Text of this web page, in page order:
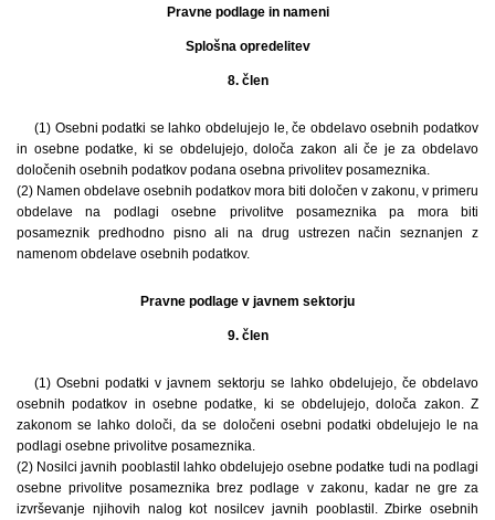
Pravne podlage in nameni
Splošna opredelitev
8. člen
(1) Osebni podatki se lahko obdelujejo le, če obdelavo osebnih podatkov
in osebne podatke, ki se obdelujejo, določa zakon ali če je za obdelavo
določenih osebnih podatkov podana osebna privolitev posameznika.
(2) Namen obdelave osebnih podatkov mora biti določen v zakonu, v primeru
obdelave na podlagi osebne privolitve posameznika pa mora biti
posameznik predhodno pisno ali na drug ustrezen način seznanjen z
namenom obdelave osebnih podatkov.
Pravne podlage v javnem sektorju
9. člen
(1) Osebni podatki v javnem sektorju se lahko obdelujejo, če obdelavo
osebnih podatkov in osebne podatke, ki se obdelujejo, določa zakon. Z
zakonom se lahko določi, da se določeni osebni podatki obdelujejo le na
podlagi osebne privolitve posameznika.
(2) Nosilci javnih pooblastil lahko obdelujejo osebne podatke tudi na podlagi
osebne privolitve posameznika brez podlage v zakonu, kadar ne gre za
izvrševanje njihovih nalog kot nosilcev javnih pooblastil. Zbirke osebnih